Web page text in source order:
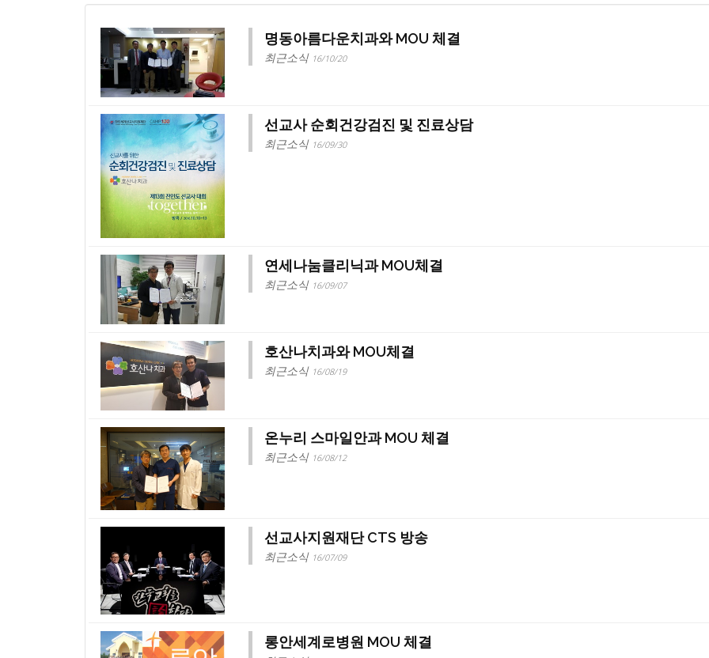
명동아름다운치과와 MOU 체결
최근소식 16/10/20
선교사 순회건강검진 및 진료상담
최근소식 16/09/30
연세나눔클리닉과 MOU체결
최근소식 16/09/07
호산나치과와 MOU체결
최근소식 16/08/19
온누리 스마일안과 MOU 체결
최근소식 16/08/12
선교사지원재단 CTS 방송
최근소식 16/07/09
롱안세계로병원 MOU 체결